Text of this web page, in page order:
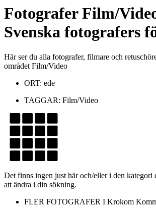
FotograferFilm/
Svenska fotografers
Här ser du alla fotografer, filmare och
området Film/Video
ORT: ede
TAGGAR: Film/Video
Det finns ingen just här och/eller i den kategori
att ändra i din sökning.
FLER FOTOGRAFER I Krokom